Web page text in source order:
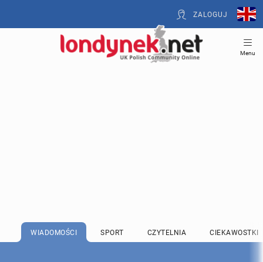
ZALOGUJ
Menu
WIADOMOŚCI SPORT CZYTELNIA CIEKAWOSTKI